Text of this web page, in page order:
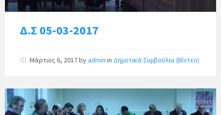
Δ.Σ 05-03-2017
Μάρτιος 6, 2017byadmin in Δημοτικά Συμβούλια (Βίντεο)